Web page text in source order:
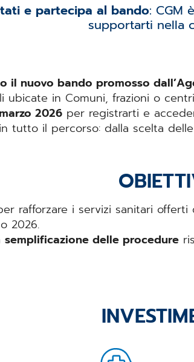
e partecipa al bando: CGM
supportarti nella
il nuovo bando promosso
ubicate in Comuni, frazioni o
2026per registrarti e
tutto il percorso: dalla scelta
rafforzare i servizi sanitari
2026.
semplificazione delle procedure